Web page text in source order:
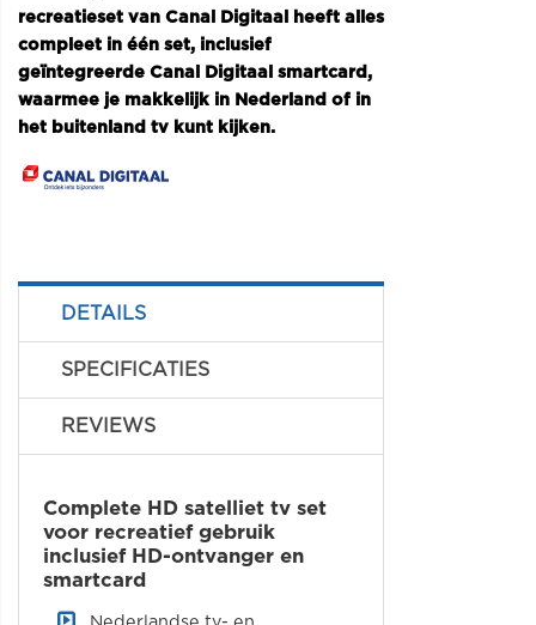
recreatieset van Canal Digitaal heeft alles
compleet in één set, inclusief
geïntegreerde Canal Digitaal smartcard,
waarmee je makkelijk in Nederland of in
het buitenland tv kunt kijken.
DETAILS
SPECIFICATIES
REVIEWS
Complete HD satelliet tv set
voor recreatief gebruik
inclusief HD-ontvanger en
smartcard